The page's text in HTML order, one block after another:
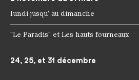
lundi jusqu' au dimanche
"Le Paradis" et Les hauts fourneaux
24, 25, et 31 décembre